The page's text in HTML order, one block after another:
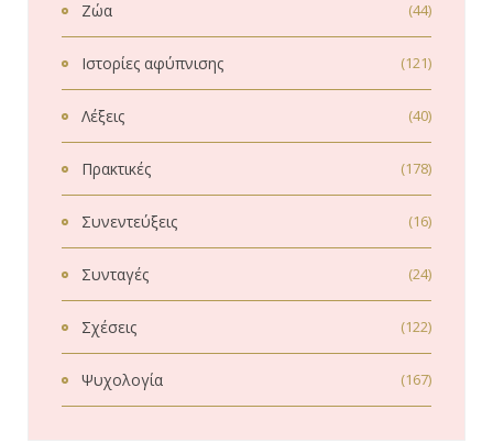
Ζώα (44)
Ιστορίες αφύπνισης (121)
Λέξεις (40)
Πρακτικές (178)
Συνεντεύξεις (16)
Συνταγές (24)
Σχέσεις (122)
Ψυχολογία (167)